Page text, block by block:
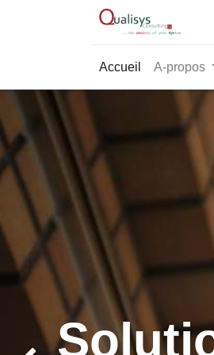
Accueil A-propos